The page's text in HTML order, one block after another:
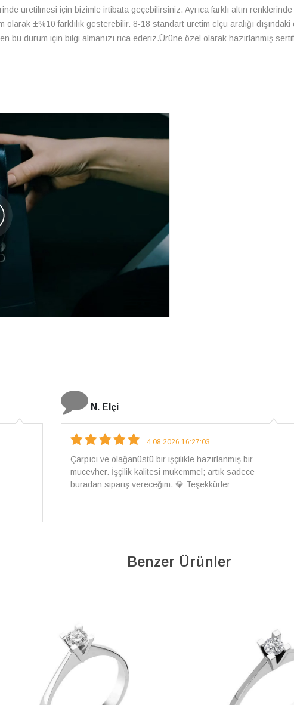
üretilmesi için bizimle irtibata geçebilirsiniz. Ayrıca farklı altın
olarak ±%10 farklılık gösterebilir. 8-18 standart üretim ölçü aralığı
bu durum için bilgi almanızı rica ederiz.Ürüne özel olarak hazırlanmış
İ. Bozkurt
31.07.2026 12:46:04
Harika tam istediğim gibi geldi kargom ayrıca ilgili
arkadaşlara da teşekkür ederim çok ilgilendiler güvenle
alışveriş yapabilirsiniz ben artık tek Sirius tan ne lazımsa
Benzer Ürünler